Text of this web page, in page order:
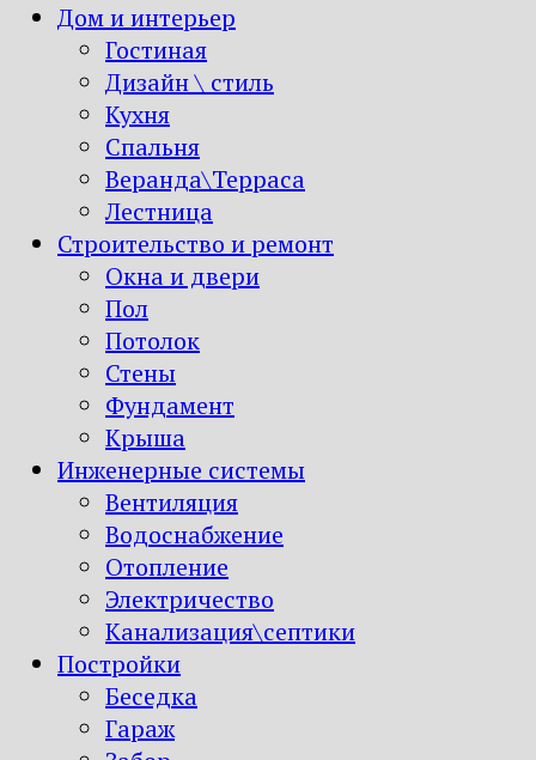
Дом и интерьер
Гостиная
Дизайн \ стиль
Кухня
Спальня
Веранда\Терраса
Лестница
Строительство и ремонт
Окна и двери
Пол
Потолок
Стены
Фундамент
Крыша
Инженерные системы
Вентиляция
Водоснабжение
Отопление
Электричество
Канализация\септики
Постройки
Беседка
Гараж